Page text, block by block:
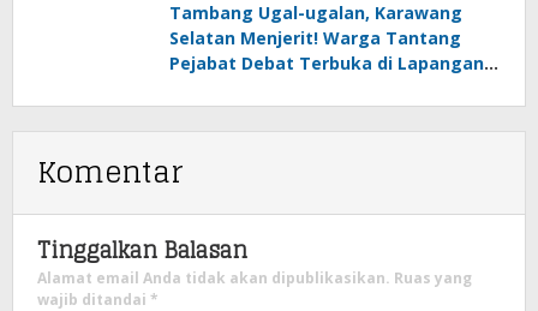
Tambang Ugal-ugalan, Karawang
Selatan Menjerit! Warga Tantang
Pejabat Debat Terbuka di Lapangan
Komentar
Tinggalkan Balasan
Alamat email Anda tidak akan dipublikasikan. Ruas yang
wajib ditandai *